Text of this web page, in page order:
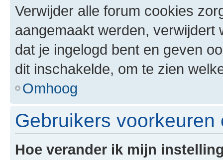
Verwijder alle forum cookies
aangemaakt werden,
dat je ingelogd bent en geven
dit inschakelde, om te zien
Omhoog
Gebruikers voorkeuren
Hoe verander ik mijn